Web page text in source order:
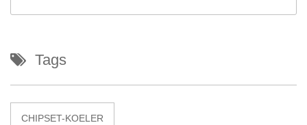
Tags
CHIPSET-KOELER